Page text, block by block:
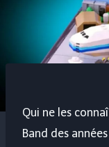
Qui ne les
Band des